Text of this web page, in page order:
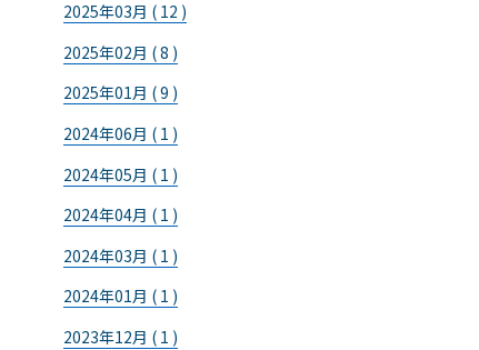
2025年03月 ( 12 )
2025年02月 ( 8 )
2025年01月 ( 9 )
2024年06月 ( 1 )
2024年05月 ( 1 )
2024年04月 ( 1 )
2024年03月 ( 1 )
2024年01月 ( 1 )
2023年12月 ( 1 )